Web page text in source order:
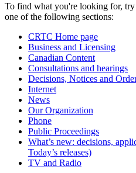
To find what you're looking for, try
one of the following sections:
CRTC Home page
Business and Licensing
Canadian Content
Consultations and hearings
Decisions, Notices and
Internet
News
Our Organization
Phone
Public Proceedings
What’s new: decisions,
Today’s releases)
TV and Radio